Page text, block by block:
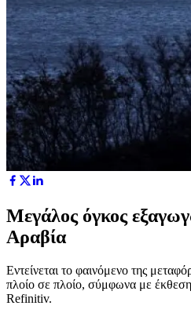
Μεγάλος όγκος
Αραβία
Εντείνεται το φαινόμενο της
πλοίο σε πλοίο, σύμφωνα με
Refinitiv.